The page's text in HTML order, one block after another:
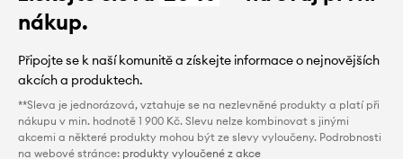
nákup.
Připojte se k naší komunitě a získejte informace o nejnovějších
akcích a produktech.
**Sleva je jednorázová, vztahuje se na nezlevněné produkty a platí při
nákupu v min. hodnotě 1 900 Kč. Slevu nelze kombinovat s jinými
akcemi a některé produkty mohou být ze slevy vyloučeny. Podrobnosti
na webové stránce: produkty vyloučené z akce